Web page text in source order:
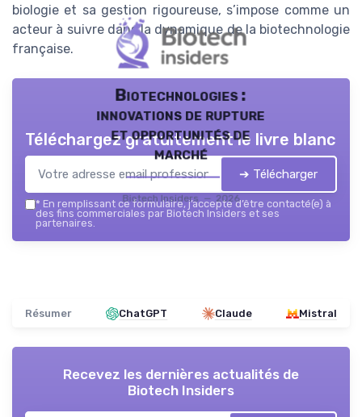
biologie et sa gestion rigoureuse, s’impose comme un
acteur à suivre dans la dynamique de la biotechnologie
française.
Biotechnologies :
innovations de rupture
et opportunités de
marché
Biotech Insiders — 2026
Téléchargez gratuitement le livre blanc
➔ Télécharger
* En remplissant ce formulaire, j’accepte d’être contacté(e) à
des fins commerciales par Biotech Insiders et ses
partenaires.
Résumer ChatGPT Claude Mistral
Recevez les dernières actualités de
Biotech Insiders